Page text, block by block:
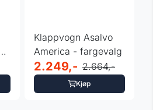
-
Klappvogn Asalvo
America - fargevalg
2.249,- 2.664,-
Kjøp